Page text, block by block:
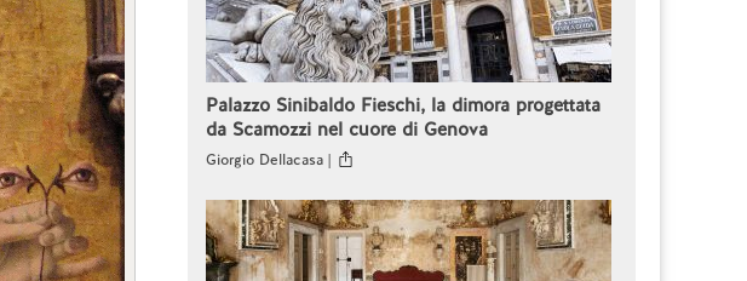
Palazzo Sinibaldo Fieschi, la dimora progettata
da Scamozzi nel cuore di Genova
Giorgio Dellacasa |